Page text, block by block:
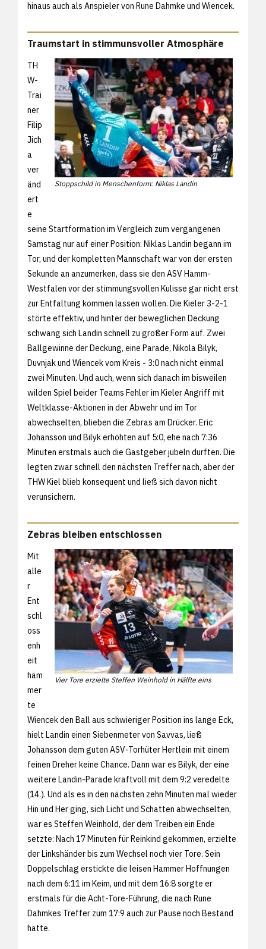
hinaus auch als Anspieler von Rune Dahmke und Wiencek.
Traumstart in stimmunsvoller Atmosphäre
Stoppschild in Menschenform: Niklas Landin
TH
W-
Trai
ner
Filip
Jich
a
ver
änd
ert
e
seine Startformation im Vergleich zum vergangenen
Samstag nur auf einer Position: Niklas Landin begann im
Tor, und der kompletten Mannschaft war von der ersten
Sekunde an anzumerken, dass sie den ASV Hamm-
Westfalen vor der stimmungsvollen Kulisse gar nicht erst
zur Entfaltung kommen lassen wollen. Die Kieler 3-2-1
störte effektiv, und hinter der beweglichen Deckung
schwang sich Landin schnell zu großer Form auf. Zwei
Ballgewinne der Deckung, eine Parade, Nikola Bilyk,
Duvnjak und Wiencek vom Kreis - 3:0 nach nicht einmal
zwei Minuten. Und auch, wenn sich danach im bisweilen
wilden Spiel beider Teams Fehler im Kieler Angriff mit
Weltklasse-Aktionen in der Abwehr und im Tor
abwechselten, blieben die Zebras am Drücker. Eric
Johansson und Bilyk erhöhten auf 5:0, ehe nach 7:36
Minuten erstmals auch die Gastgeber jubeln durften. Die
legten zwar schnell den nächsten Treffer nach, aber der
THW Kiel blieb konsequent und ließ sich davon nicht
verunsichern.
Zebras bleiben entschlossen
Vier Tore erzielte Steffen Weinhold in Hälfte eins
Mit
alle
r
Ent
schl
oss
enh
eit
häm
mer
te
Wiencek den Ball aus schwieriger Position ins lange Eck,
hielt Landin einen Siebenmeter von Savvas, ließ
Johansson dem guten ASV-Torhüter Hertlein mit einem
feinen Dreher keine Chance. Dann war es Bilyk, der eine
weitere Landin-Parade kraftvoll mit dem 9:2 veredelte
(14.). Und als es in den nächsten zehn Minuten mal wieder
Hin und Her ging, sich Licht und Schatten abwechselten,
war es Steffen Weinhold, der dem Treiben ein Ende
setzte: Nach 17 Minuten für Reinkind gekommen, erzielte
der Linkshänder bis zum Wechsel noch vier Tore. Sein
Doppelschlag erstickte die leisen Hammer Hoffnungen
nach dem 6:11 im Keim, und mit dem 16:8 sorgte er
erstmals für die Acht-Tore-Führung, die nach Rune
Dahmkes Treffer zum 17:9 auch zur Pause noch Bestand
hatte.